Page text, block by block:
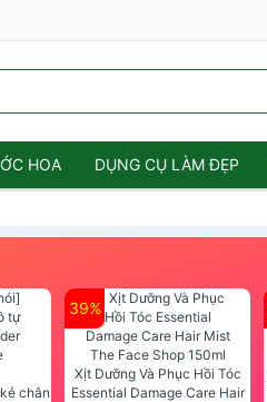
HOA DỤNG CỤ LÀM ĐẸP
chân
39%
Xịt Dưỡng Và Phục Hồi Tóc
Essential Damage Care Hair